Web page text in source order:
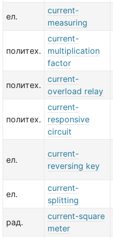
ел.
current-
measuring
политех.
current-
multiplication
factor
политех.
current-
overload relay
политех.
current-
responsive
circuit
ел.
current-
reversing key
ел.
current-
splitting
рад.
current-square
meter